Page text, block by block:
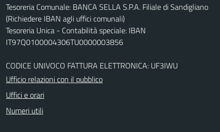
Tesoreria Comunale: BANCA SELLA S.P.A. Filiale di Sandigliano
(Richiedere IBAN agli uffici comunali)
Tesoreria Unica - Contabilità speciale: IBAN
IT97Q0100004306TU0000003856
CODICE UNIVOCO FATTURA ELETTRONICA: UF3IWU
Ufficio relazioni con il pubblico
Uffici e orari
Numeri utili